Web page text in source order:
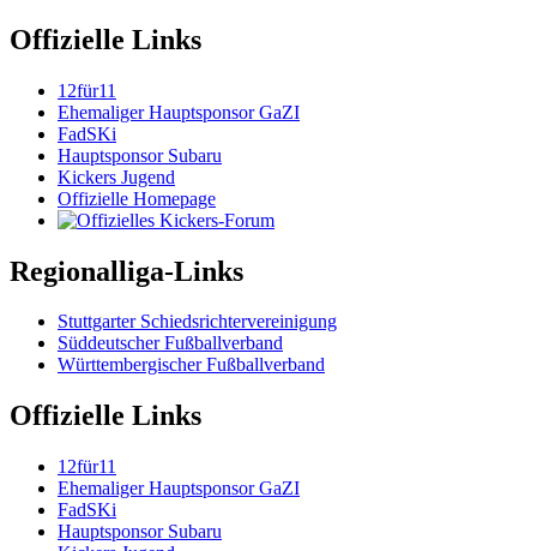
Offizielle Links
12für11
Ehemaliger Hauptsponsor GaZI
FadSKi
Hauptsponsor Subaru
Kickers Jugend
Offizielle Homepage
Regionalliga-Links
Stuttgarter Schiedsrichtervereinigung
Süddeutscher Fußballverband
Württembergischer Fußballverband
Offizielle Links
12für11
Ehemaliger Hauptsponsor GaZI
FadSKi
Hauptsponsor Subaru